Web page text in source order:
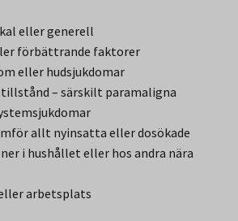
eller generell
förbättrande faktorer
eller hudsjukdomar
– särskilt paramaligna
allt nyinsatta eller dosökade
i hushållet eller hos andra nära
arbetsplats